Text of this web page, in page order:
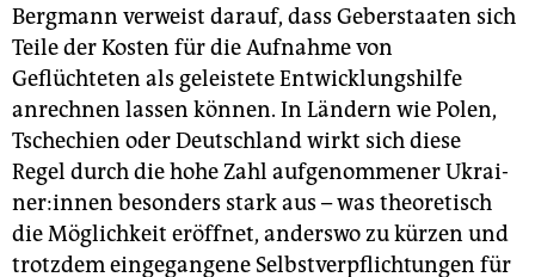
Bergmann verweist darauf, dass Geberstaaten sich
Teile der Kosten für die Aufnahme von
Geflüchteten als geleistete Entwicklungshilfe
anrechnen lassen können. In Ländern wie Polen,
Tschechien oder Deutschland wirkt sich diese
Regel durch die hohe Zahl aufgenommener Ukrai­
ne­r:in­nen besonders stark aus – was theoretisch
die Möglichkeit eröffnet, anderswo zu kürzen und
trotzdem eingegangene Selbstverpflichtungen für